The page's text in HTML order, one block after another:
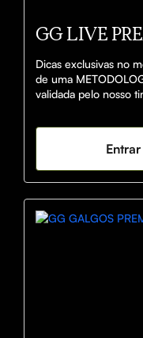
GG LIVE
Dicas exclusivas no
de uma
validada pelo nosso
Comunidade de